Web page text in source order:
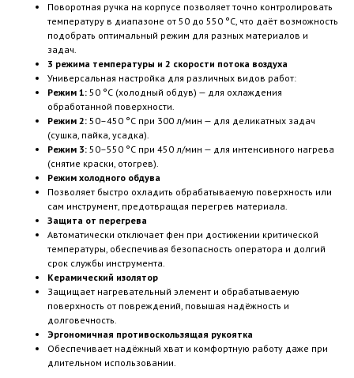
Поворотная ручка на корпусе позволяет точно контролировать
температуру в диапазоне от 50 до 550 °C, что даёт возможность
подобрать оптимальный режим для разных материалов и
задач.
3 режима температуры и 2 скорости потока воздуха
Универсальная настройка для различных видов работ:
Режим 1: 50 °C (холодный обдув) — для охлаждения
обработанной поверхности.
Режим 2: 50–450 °C при 300 л/мин — для деликатных задач
(сушка, пайка, усадка).
Режим 3: 50–550 °C при 450 л/мин — для интенсивного нагрева
(снятие краски, отогрев).
Режим холодного обдува
Позволяет быстро охладить обрабатываемую поверхность или
сам инструмент, предотвращая перегрев материала.
Защита от перегрева
Автоматически отключает фен при достижении критической
температуры, обеспечивая безопасность оператора и долгий
срок службы инструмента.
Керамический изолятор
Защищает нагревательный элемент и обрабатываемую
поверхность от повреждений, повышая надёжность и
долговечность.
Эргономичная противоскользящая рукоятка
Обеспечивает надёжный хват и комфортную работу даже при
длительном использовании.